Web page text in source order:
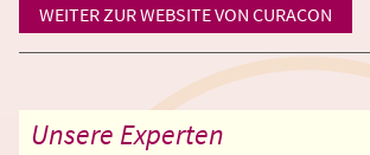
WEITER ZUR WEBSITE VON CURACON
Unsere Experten